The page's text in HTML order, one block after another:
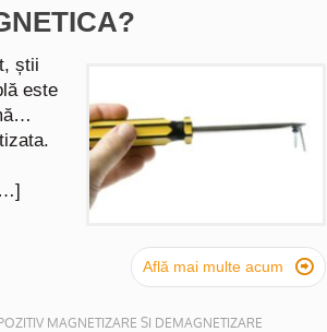
știi
este
Află mai multe acum 
MAGNETIZARE SI DEMAGNETIZARE